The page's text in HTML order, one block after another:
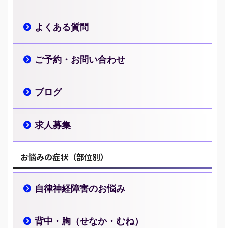
よくある質問
ご予約・お問い合わせ
ブログ
求人募集
お悩みの症状（部位別）
自律神経障害のお悩み
背中・胸（せなか・むね）